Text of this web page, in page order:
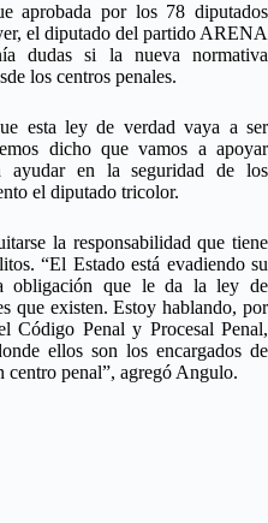
aprobada por los 78 diputados
el diputado del partido ARENA
dudas si la nueva normativa
los centros penales.
esta ley de verdad vaya a ser
dicho que vamos a apoyar
ayudar en la seguridad de los
el diputado tricolor.
la responsabilidad que tiene
“El Estado está evadiendo su
obligación que le da la ley de
que existen. Estoy hablando, por
Código Penal y Procesal Penal,
ellos son los encargados de
penal”, agregó Angulo.